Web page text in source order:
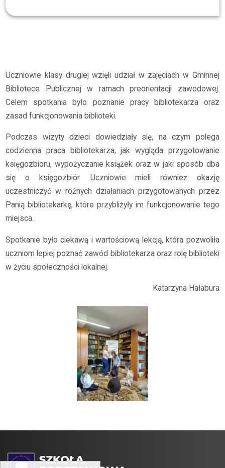
Uczniowie klasy drugiej wzięli udział w zajęciach w Gminnej
Bibliotece Publicznej w ramach preorientacji zawodowej.
Celem spotkania było poznanie pracy bibliotekarza oraz
zasad funkcjonowania biblioteki.
Podczas wizyty dzieci dowiedziały się, na czym polega
codzienna praca bibliotekarza, jak wygląda przygotowanie
księgozbioru, wypożyczanie książek oraz w jaki sposób dba
się o księgozbiór. Uczniowie mieli również okazję
uczestniczyć w różnych działaniach przygotowanych przez
Panią bibliotekarkę, które przybliżyły im funkcjonowanie tego
miejsca.
Spotkanie było ciekawą i wartościową lekcją, która pozwoliła
uczniom lepiej poznać zawód bibliotekarza oraz rolę biblioteki
w życiu społeczności lokalnej.
Katarzyna Hałabura